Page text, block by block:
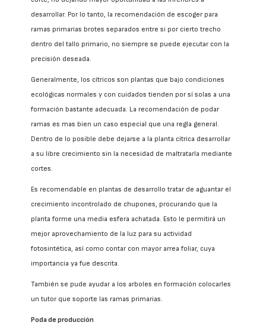
desarrollar. Por lo tanto, la recomendación de escoger para
ramas primarias brotes separados entre si por cierto trecho
dentro del tallo primario, no siempre se puede ejecutar con la
precisión deseada.
Generalmente, los cítricos son plantas que bajo condiciones
ecológicas normales y con cuidados tienden por sí solas a una
formación bastante adecuada. La recomendación de podar
ramas es mas bien un caso especial que una regla general.
Dentro de lo posible debe dejarse a la planta cítrica desarrollar
a su libre crecimiento sin la necesidad de maltratarla mediante
cortes.
Es recomendable en plantas de desarrollo tratar de aguantar el
crecimiento incontrolado de chupones, procurando que la
planta forme una media esfera achatada. Esto le permitirá un
mejor aprovechamiento de la luz para su actividad
fotosintética, así como contar con mayor arrea foliar, cuya
importancia ya fue descrita.
También se pude ayudar a los arboles en formación colocarles
un tutor que soporte las ramas primarias.
Poda de producción